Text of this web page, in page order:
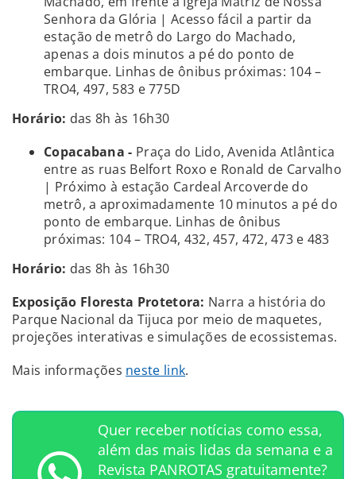
Senhora da Glória | Acesso fácil a partir da
estação de metrô do Largo do Machado,
apenas a dois minutos a pé do ponto de
embarque. Linhas de ônibus próximas: 104 –
TRO4, 497, 583 e 775D
Horário: das 8h às 16h30
Copacabana - Praça do Lido, Avenida Atlântica
entre as ruas Belfort Roxo e Ronald de Carvalho
| Próximo à estação Cardeal Arcoverde do
metrô, a aproximadamente 10 minutos a pé do
ponto de embarque. Linhas de ônibus
próximas: 104 – TRO4, 432, 457, 472, 473 e 483
Horário: das 8h às 16h30
Exposição Floresta Protetora: Narra a história do
Parque Nacional da Tijuca por meio de maquetes,
projeções interativas e simulações de ecossistemas.
Mais informações neste link.
Quer receber notícias como essa,
além das mais lidas da semana e a
Revista PANROTAS gratuitamente?